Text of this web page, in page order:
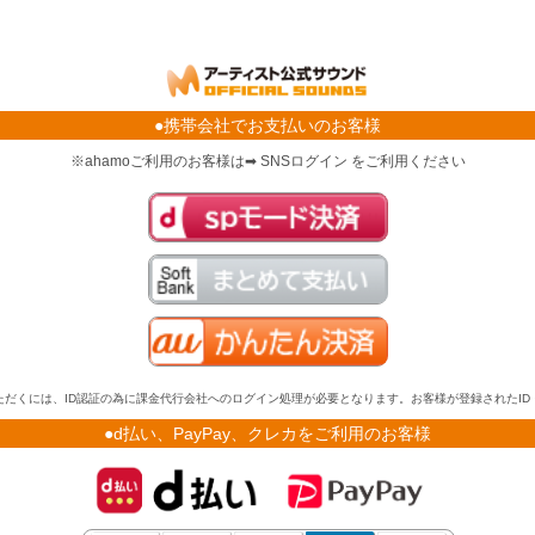
●携帯会社でお支払いのお客様
※ahamoご利用のお客様は➡ SNSログイン をご利用ください
くには、ID認証の為に課金代行会社へのログイン処理が必要となります。お客様が登録されたID
●d払い、PayPay、クレカをご利用のお客様